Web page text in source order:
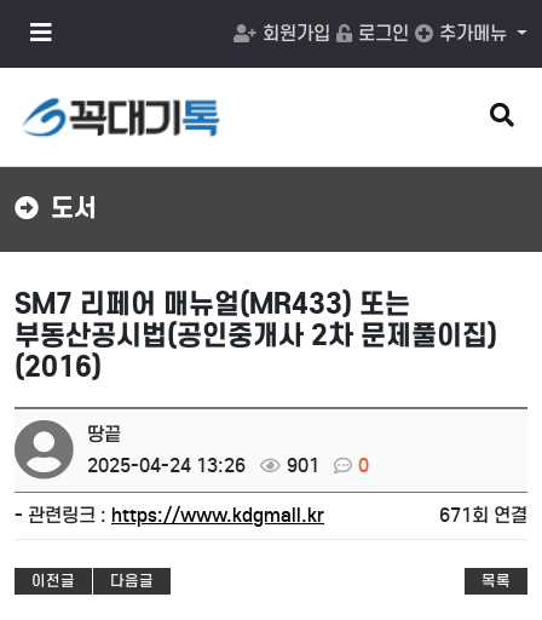
메
튼
회원가입 로그인 추가메뉴
검
색
버
도서
SM7 리페어 매뉴얼(MR433) 또는
부동산공시법(공인중개사 2차 문제풀이집)
(2016)
땅끝
2025-04-24 13:26
901 0
- 관련링크 : https://www.kdgmall.kr 671회 연결
이전글 다음글 목록